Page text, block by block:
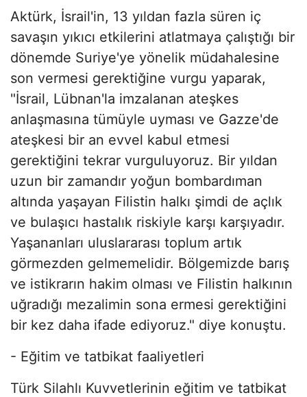
Aktürk, İsrail'in, 13 yıldan fazla süren iç
savaşın yıkıcı etkilerini atlatmaya çalıştığı bir
dönemde Suriye'ye yönelik müdahalesine
son vermesi gerektiğine vurgu yaparak,
"İsrail, Lübnan'la imzalanan ateşkes
anlaşmasına tümüyle uyması ve Gazze'de
ateşkesi bir an evvel kabul etmesi
gerektiğini tekrar vurguluyoruz. Bir yıldan
uzun bir zamandır yoğun bombardıman
altında yaşayan Filistin halkı şimdi de açlık
ve bulaşıcı hastalık riskiyle karşı karşıyadır.
Yaşananları uluslararası toplum artık
görmezden gelmemelidir. Bölgemizde barış
ve istikrarın hakim olması ve Filistin halkının
uğradığı mezalimin sona ermesi gerektiğini
bir kez daha ifade ediyoruz." diye konuştu.
- Eğitim ve tatbikat faaliyetleri
Türk Silahlı Kuvvetlerinin eğitim ve tatbikat